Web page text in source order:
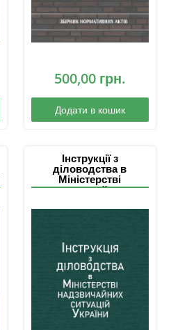
500,00 грн.
Додати в кошик
Інструкції з
діловодства в
Міністерстві
надзвичайних